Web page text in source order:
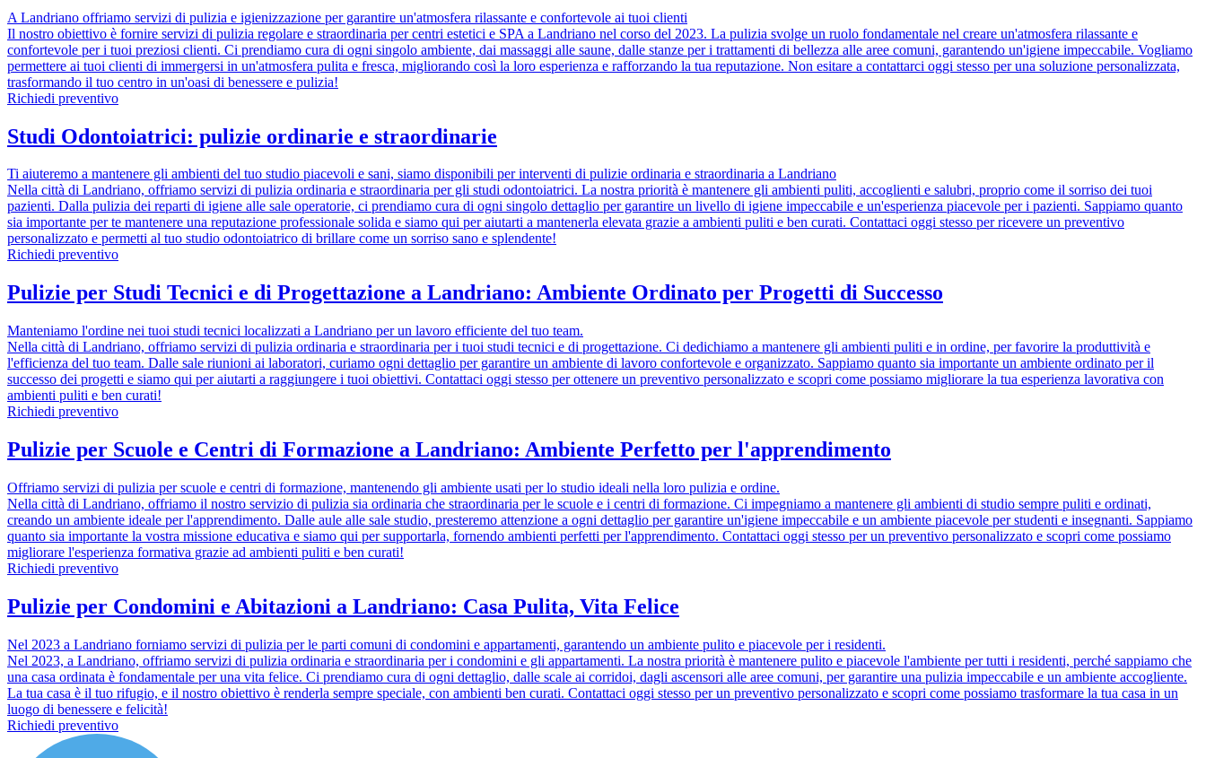
A Landriano offriamo servizi di pulizia e igienizzazione per garantire un'atmosfera rilassante e confortevole ai tuoi clienti
Il nostro obiettivo è fornire servizi di pulizia regolare e straordinaria per centri estetici e SPA a Landriano nel corso del 2023. La pulizia svolge un ruolo fondamentale nel creare un'atmosfera rilassante e
confortevole per i tuoi preziosi clienti. Ci prendiamo cura di ogni singolo ambiente, dai massaggi alle saune, dalle stanze per i trattamenti di bellezza alle aree comuni, garantendo un'igiene impeccabile. Vogliamo
permettere ai tuoi clienti di immergersi in un'atmosfera pulita e fresca, migliorando così la loro esperienza e rafforzando la tua reputazione. Non esitare a contattarci oggi stesso per una soluzione personalizzata,
trasformando il tuo centro in un'oasi di benessere e pulizia!
Richiedi preventivo
Studi Odontoiatrici: pulizie ordinarie e straordinarie
Ti aiuteremo a mantenere gli ambienti del tuo studio piacevoli e sani, siamo disponibili per interventi di pulizie ordinaria e straordinaria a Landriano
Nella città di Landriano, offriamo servizi di pulizia ordinaria e straordinaria per gli studi odontoiatrici. La nostra priorità è mantenere gli ambienti puliti, accoglienti e salubri, proprio come il sorriso dei tuoi
pazienti. Dalla pulizia dei reparti di igiene alle sale operatorie, ci prendiamo cura di ogni singolo dettaglio per garantire un livello di igiene impeccabile e un'esperienza piacevole per i pazienti. Sappiamo quanto
sia importante per te mantenere una reputazione professionale solida e siamo qui per aiutarti a mantenerla elevata grazie a ambienti puliti e ben curati. Contattaci oggi stesso per ricevere un preventivo
personalizzato e permetti al tuo studio odontoiatrico di brillare come un sorriso sano e splendente!
Richiedi preventivo
Pulizie per Studi Tecnici e di Progettazione a Landriano: Ambiente Ordinato per Progetti di Successo
Manteniamo l'ordine nei tuoi studi tecnici localizzati a Landriano per un lavoro efficiente del tuo team.
Nella città di Landriano, offriamo servizi di pulizia ordinaria e straordinaria per i tuoi studi tecnici e di progettazione. Ci dedichiamo a mantenere gli ambienti puliti e in ordine, per favorire la produttività e
l'efficienza del tuo team. Dalle sale riunioni ai laboratori, curiamo ogni dettaglio per garantire un ambiente di lavoro confortevole e organizzato. Sappiamo quanto sia importante un ambiente ordinato per il
successo dei progetti e siamo qui per aiutarti a raggiungere i tuoi obiettivi. Contattaci oggi stesso per ottenere un preventivo personalizzato e scopri come possiamo migliorare la tua esperienza lavorativa con
ambienti puliti e ben curati!
Richiedi preventivo
Pulizie per Scuole e Centri di Formazione a Landriano: Ambiente Perfetto per l'apprendimento
Offriamo servizi di pulizia per scuole e centri di formazione, mantenendo gli ambiente usati per lo studio ideali nella loro pulizia e ordine.
Nella città di Landriano, offriamo il nostro servizio di pulizia sia ordinaria che straordinaria per le scuole e i centri di formazione. Ci impegniamo a mantenere gli ambienti di studio sempre puliti e ordinati,
creando un ambiente ideale per l'apprendimento. Dalle aule alle sale studio, presteremo attenzione a ogni dettaglio per garantire un'igiene impeccabile e un ambiente piacevole per studenti e insegnanti. Sappiamo
quanto sia importante la vostra missione educativa e siamo qui per supportarla, fornendo ambienti perfetti per l'apprendimento. Contattaci oggi stesso per un preventivo personalizzato e scopri come possiamo
migliorare l'esperienza formativa grazie ad ambienti puliti e ben curati!
Richiedi preventivo
Pulizie per Condomini e Abitazioni a Landriano: Casa Pulita, Vita Felice
Nel 2023 a Landriano forniamo servizi di pulizia per le parti comuni di condomini e appartamenti, garantendo un ambiente pulito e piacevole per i residenti.
Nel 2023, a Landriano, offriamo servizi di pulizia ordinaria e straordinaria per i condomini e gli appartamenti. La nostra priorità è mantenere pulito e piacevole l'ambiente per tutti i residenti, perché sappiamo che
una casa ordinata è fondamentale per una vita felice. Ci prendiamo cura di ogni dettaglio, dalle scale ai corridoi, dagli ascensori alle aree comuni, per garantire una pulizia impeccabile e un ambiente accogliente.
La tua casa è il tuo rifugio, e il nostro obiettivo è renderla sempre speciale, con ambienti ben curati. Contattaci oggi stesso per un preventivo personalizzato e scopri come possiamo trasformare la tua casa in un
luogo di benessere e felicità!
Richiedi preventivo